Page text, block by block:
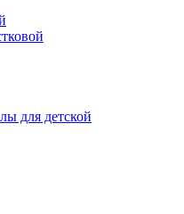
для детской